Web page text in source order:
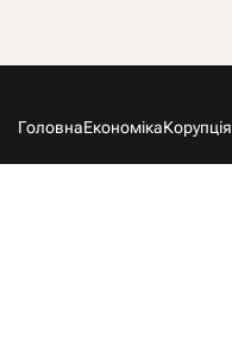
ГоловнаЕкономікаКорупція